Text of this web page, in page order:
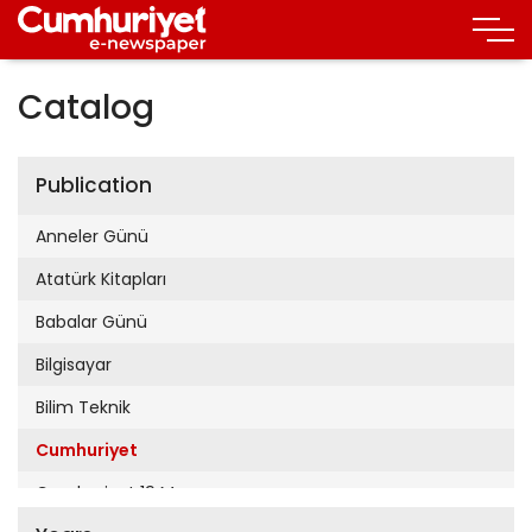
Catalog
Publication
Anneler Günü
Atatürk Kitapları
Babalar Günü
Bilgisayar
Bilim Teknik
Cumhuriyet
Cumhuriyet 19 Mayıs